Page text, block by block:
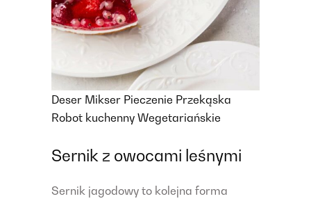
Deser Mikser Pieczenie Przekąska
Robot kuchenny Wegetariańskie
Sernik z owocami leśnymi
Sernik jagodowy to kolejna forma